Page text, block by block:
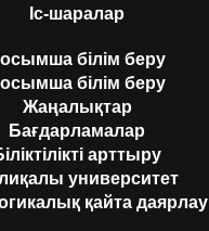
Іс-шаралар
білім беру
білім беру
Жаңалықтар
Бағдарламалар
арттыру
университет
қайта даярлау